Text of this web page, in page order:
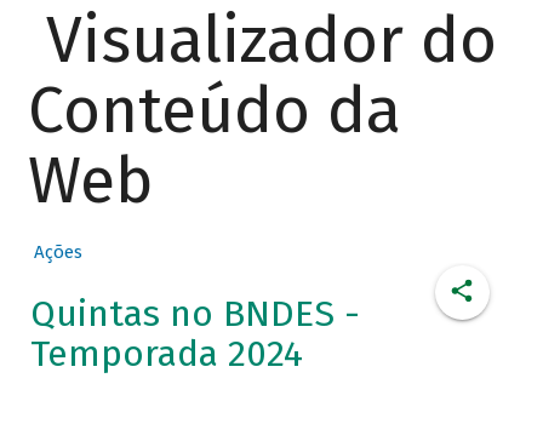
Visualizador do
Conteúdo da
Web
Ações
Quintas no BNDES -
Temporada 2024